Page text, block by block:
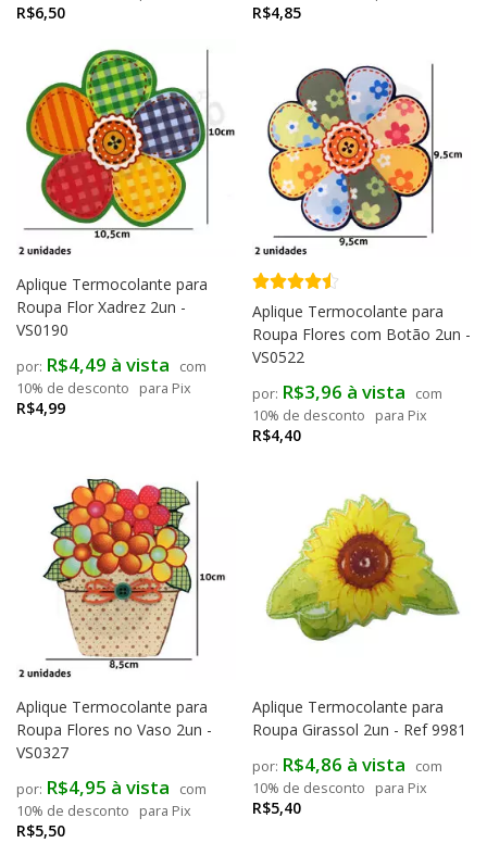
R$6,50 R$4,85
Aplique Termocolante para
Roupa Flor Xadrez 2un -
VS0190
R$4,99
R$4,49 à vista
com
10% de desconto
para Pix
Aplique Termocolante para
Roupa Flores com Botão 2un -
VS0522
R$4,40
R$3,96 à vista
com
10% de desconto
para Pix
Aplique Termocolante para
Roupa Flores no Vaso 2un -
VS0327
R$5,50
R$4,95 à vista
com
10% de desconto
para Pix
Aplique Termocolante para
Roupa Girassol 2un - Ref 9981
R$5,40
R$4,86 à vista
com
10% de desconto
para Pix